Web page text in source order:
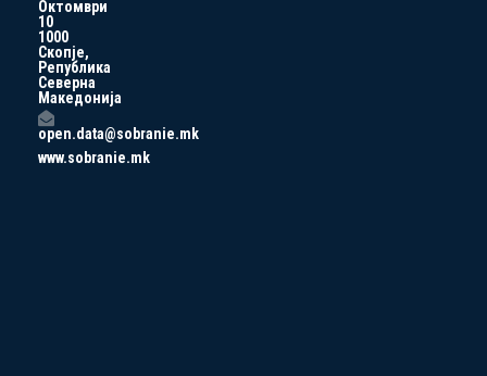
Октомври
10
1000
Скопје,
Република
Северна
Македонија
open.data@sobranie.mk
www.sobranie.mk